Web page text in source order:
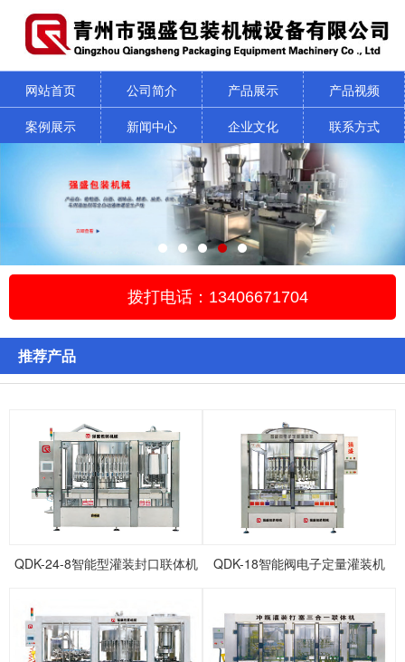
网站首页 公司简介 产品展示
产品视频
案例展示
新闻中心 企业文化 联系方式
拨打电话：13406671704
推荐产品
QDK-24-8智能型灌装封口联体机 QDK-18智能阀电子定量灌装机